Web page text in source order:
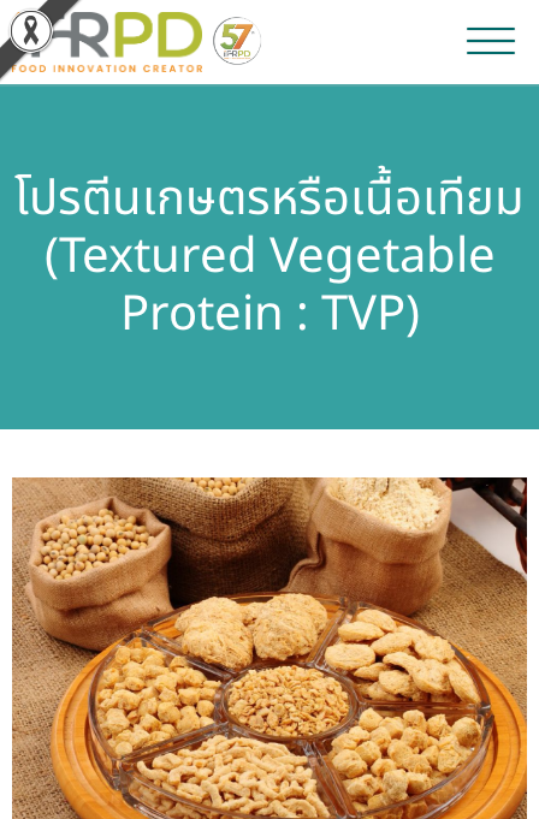
ผลงานวิจัยและนวัตกรรม
ผลิตภัณฑ์และจำหน่าย
บริการของเรา
เกี่ยวกับสถาบัน
บุคลากรสถาบัน
รับข้อร้องเรียนและข้อเสนอแนะ
ระบบสารสนเทศ (ใน)
ติดต่อเรา
สายตรงผู้บริหาร
โปรตีนเกษตรหรือเนื้อเทียม
(Textured Vegetable
Protein : TVP)